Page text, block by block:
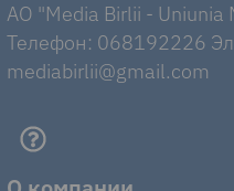
AO "Media Birlii - Uniunia
Телефон: 068192226
mediabirlii@gmail.com